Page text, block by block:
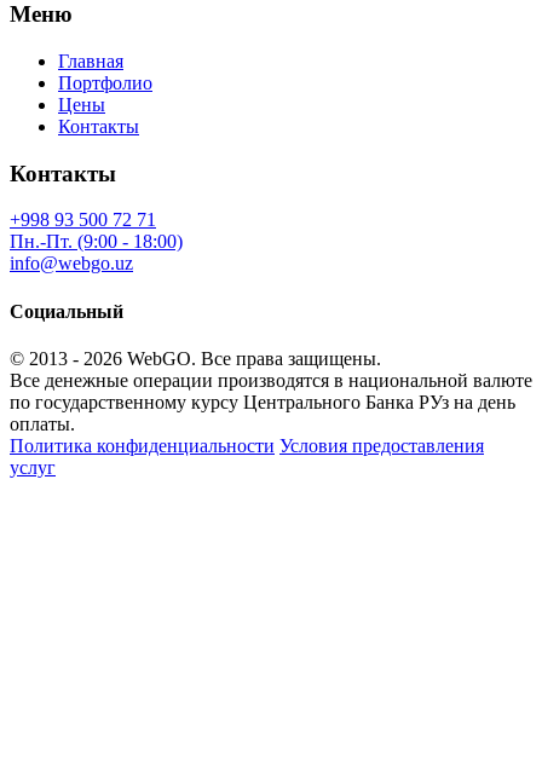
Меню
Главная
Портфолио
Цены
Контакты
Контакты
+998 93 500 72 71
Пн.-Пт. (9:00 - 18:00)
info@webgo.uz
Социальный
© 2013 - 2026 WebGO. Все права защищены.
Все денежные операции производятся в национальной валюте
по государственному курсу Центрального Банка РУз на день
оплаты.
Политика конфиденциальности Условия предоставления
услуг